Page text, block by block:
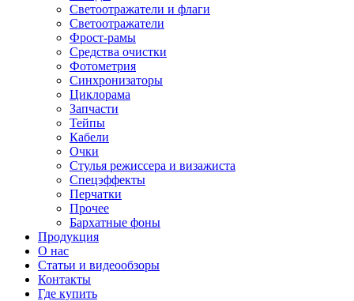
Светоотражатели и флаги
Светоотражатели
Фрост-рамы
Средства очистки
Фотометрия
Синхронизаторы
Циклорама
Запчасти
Тейпы
Кабели
Очки
Стулья режиссера и визажиста
Спецэффекты
Перчатки
Прочее
Бархатные фоны
Продукция
О нас
Статьи и видеообзоры
Контакты
Где купить